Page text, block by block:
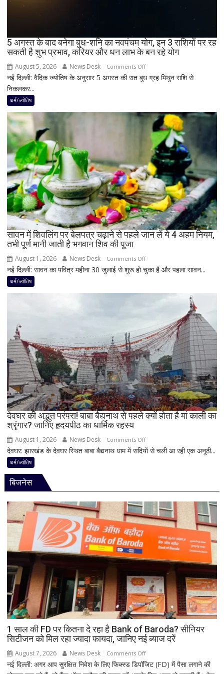
या
नहीं
5 अगस्त के बाद बनेगा बुध-शनि का नवपंचम योग, इन 3 राशियों पर रह
सकती है शुभ प्रभाव, करियर और धन लाभ के बन रहे योग
August 5, 2026 News Desk Comments Offon
5
बाद
बनेगा
बुध-
शनि
नवपंचम
योग,
इन
3
राशियों
पर
रह
प्रभाव,
के
बन
रहे
योग
नई दिल्ली: वैदिक ज्योतिष के अनुसार 5 अगस्त की रात बुध ग्रह मिथुन राशि से
निकलकर...
धर्म/ज्योतिष
सावन में शिवलिंग पर बेलपत्र चढ़ाने से पहले जान लें ये 4 अहम नियम,
तभी पूर्ण मानी जाती है भगवान शिव की पूजा
August 1, 2026 News Desk Comments Offon
सावन
शिवलिंग
से
पहले
जान
लें
ये
4
अहम
नियम,
मानी
शिव
की
पूजा
नई दिल्ली: सावन का पवित्र महीना 30 जुलाई से शुरू हो चुका है और पहला सावन...
धर्म/ज्योतिष
देवघर की अद्भुत परंपरा! बाबा बैद्यनाथ से पहले क्यों होता है मां काली का
श्रृंगार? जानिए हृदयपीठ का धार्मिक रहस्य
August 1, 2026 News Desk Comments Offon
देवघर
बाबा
बैद्यनाथ
से
पहले
है
काली
का
श्रृंगार?
जानिए
हृदयपीठ
का
रहस्य
देवघर: झारखंड के देवघर स्थित बाबा बैद्यनाथ धाम में सदियों से चली आ रही एक अनूठी...
धर्म/ज्योतिष
बिजनेस
1 साल की FD पर कितना दे रहा है Bank of Baroda? सीनियर
सिटीजन को मिल रहा ज्यादा फायदा, जानिए नई ब्याज दरें
August 7, 2026 News Desk Comments Offon
1
नई दिल्ली: अगर आप सुरक्षित निवेश के लिए फिक्स्ड डिपॉजिट (FD) में पैसा लगाने की